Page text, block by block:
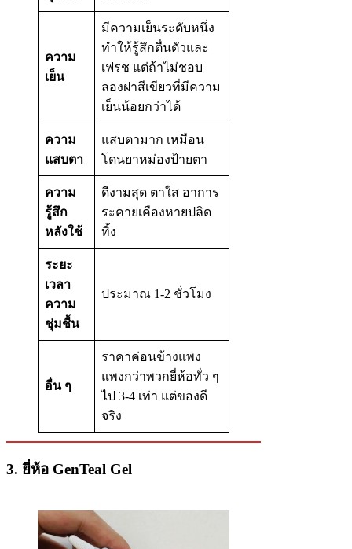
ความ
เย็น
มีความเย็นระดับหนึ่ง
ทำให้รู้สึกตื่นตัวและ
เฟรช แต่ถ้าไม่ชอบ
ลองฝาสีเขียวที่มีความ
เย็นน้อยกว่าได้
ความ
แสบตา
แสบตามาก เหมือน
โดนยาหม่องป้ายตา
ความ
รู้สึก
หลังใช้
ดีงามสุด ตาใส อาการ
ระคายเคืองหายปลิด
ทิ้ง
ระยะ
เวลา
ความ
ชุ่มชื้น
ประมาณ 1-2 ชั่วโมง
อื่น ๆ
ราคาค่อนข้างแพง
แพงกว่าพวกยี่ห้อทั่ว ๆ
ไป 3-4 เท่า แต่ของดี
จริง
3. ยี่ห้อ GenTeal Gel